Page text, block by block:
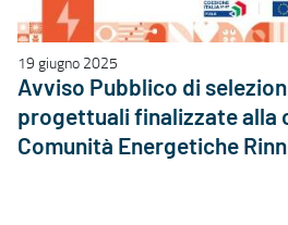
19 giugno 2025
Avviso Pubblico di
progettuali finalizzate alla
Comunità Energetiche